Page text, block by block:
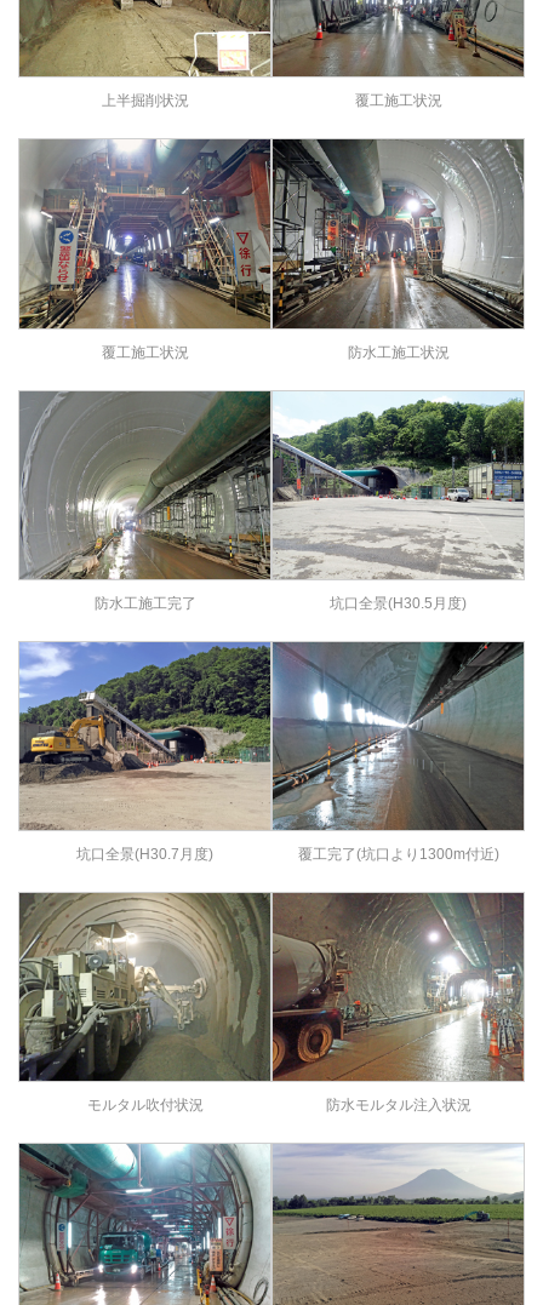
上半掘削状況 覆工施工状況
覆工施工状況 防水工施工状況
防水工施工完了 坑口全景(H30.5月度)
坑口全景(H30.7月度) 覆工完了(坑口より1300m付近)
モルタル吹付状況 防水モルタル注入状況